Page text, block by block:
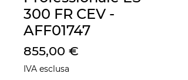
300 FR CEV -
AFF01747
855,00 €
IVA esclusa